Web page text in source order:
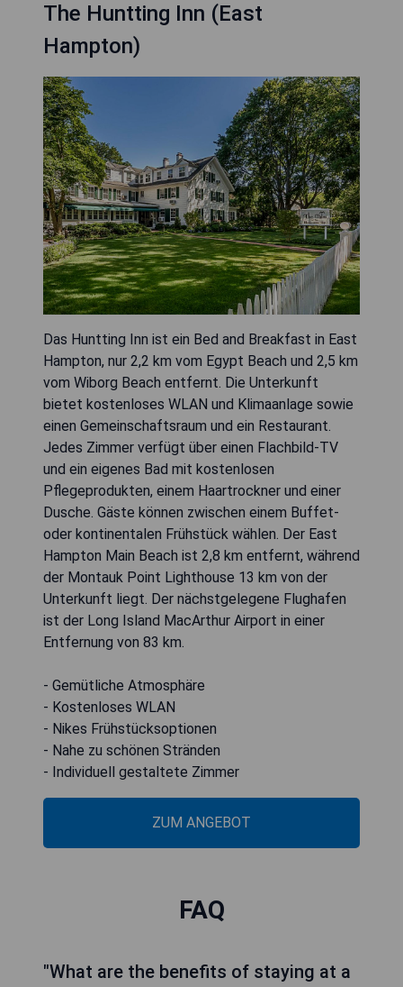
The Huntting Inn (East
Hampton)
Das Huntting Inn ist ein Bed and Breakfast in East
Hampton, nur 2,2 km vom Egypt Beach und 2,5 km
vom Wiborg Beach entfernt. Die Unterkunft
bietet kostenloses WLAN und Klimaanlage sowie
einen Gemeinschaftsraum und ein Restaurant.
Jedes Zimmer verfügt über einen Flachbild-TV
und ein eigenes Bad mit kostenlosen
Pflegeprodukten, einem Haartrockner und einer
Dusche. Gäste können zwischen einem Buffet-
oder kontinentalen Frühstück wählen. Der East
Hampton Main Beach ist 2,8 km entfernt, während
der Montauk Point Lighthouse 13 km von der
Unterkunft liegt. Der nächstgelegene Flughafen
ist der Long Island MacArthur Airport in einer
Entfernung von 83 km.
- Gemütliche Atmosphäre
- Kostenloses WLAN
- Nikes Frühstücksoptionen
- Nahe zu schönen Stränden
- Individuell gestaltete Zimmer
ZUM ANGEBOT
FAQ
"What are the benefits of staying at a